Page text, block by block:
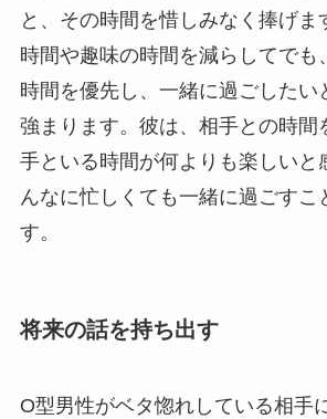
と、その時間を惜しみなく捧げま
時間や趣味の時間を減らしてでも
時間を優先し、一緒に過ごしたい
強まります。彼は、相手との時間
手といる時間が何よりも楽しいと
んなに忙しくても一緒に過ごすこ
す。
将来の話を持ち出す
O型男性がベタ惚れしている相手